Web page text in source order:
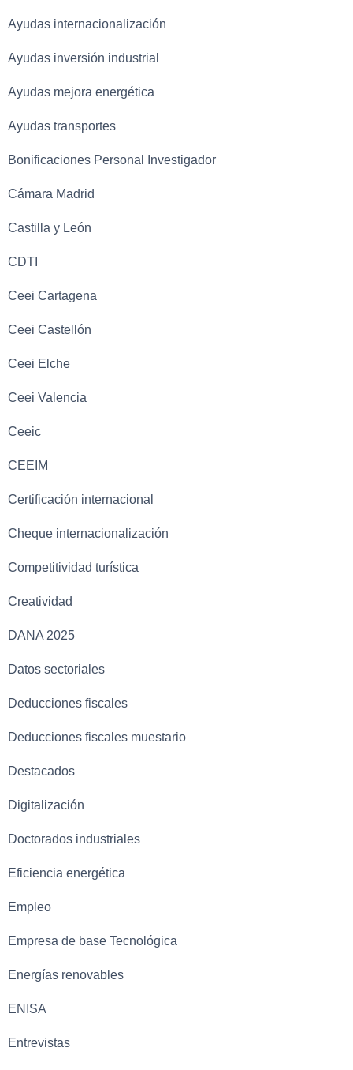
Ayudas internacionalización
Ayudas inversión industrial
Ayudas mejora energética
Ayudas transportes
Bonificaciones Personal Investigador
Cámara Madrid
Castilla y León
CDTI
Ceei Cartagena
Ceei Castellón
Ceei Elche
Ceei Valencia
Ceeic
CEEIM
Certificación internacional
Cheque internacionalización
Competitividad turística
Creatividad
DANA 2025
Datos sectoriales
Deducciones fiscales
Deducciones fiscales muestario
Destacados
Digitalización
Doctorados industriales
Eficiencia energética
Empleo
Empresa de base Tecnológica
Energías renovables
ENISA
Entrevistas